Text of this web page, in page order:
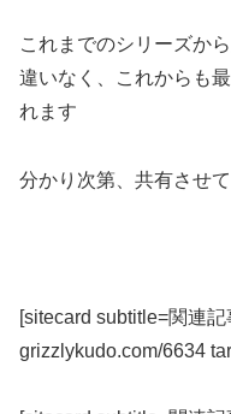
これまでのシリーズか
違いなく、これからも
れます
分かり次第、共有させ
[sitecard subtitle=関連
grizzlykudo.com/6634